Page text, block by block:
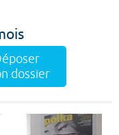
dossier